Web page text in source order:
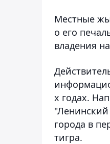
Местные
о его
владения
х годах.
города в
тигра.